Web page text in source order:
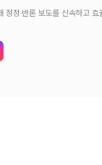
정‧반론 보도를 신속하고